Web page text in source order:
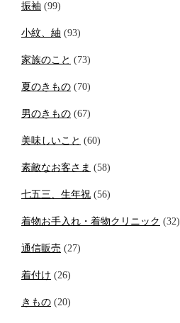
振袖 (99)
小紋、紬 (93)
家族のこと (73)
夏のきもの (70)
男のきもの (67)
美味しいこと (60)
素敵なお客さま (58)
七五三、生年祝 (56)
着物お手入れ・着物クリニック (32)
通信販売 (27)
着付け (26)
きもの (20)